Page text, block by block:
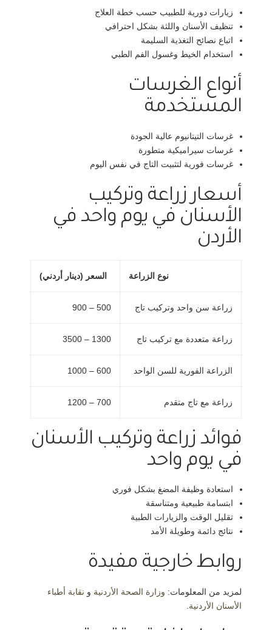
زيارات دورية للطبيب حسب خطة العلاج
تنظيف الأسنان واللثة بشكل احترافي
اتباع نصائح التغذية السليمة
استخدام الخيط وغسول الفم الطبي
أنواع الغرسات
المستخدمة
غرسات التيتانيوم عالية الجودة
غرسات سيراميكية متطورة
غرسات فورية لتثبيت التاج في نفس اليوم
أسعار زراعة وتركيب
الأسنان في يوم واحد في
الأردن
نوع الزراعة السعر (دينار أردني)
زراعة سن واحد وتركيب تاج 500 – 900
زراعة متعددة مع تركيب تاج 1300 – 3500
الزراعة الفورية للسن الواحد 600 – 1000
زراعة مع تاج متقدم 700 – 1200
فوائد زراعة وتركيب الأسنان
في يوم واحد
استعادة وظيفة المضغ بشكل فوري
ابتسامة طبيعية ومتناسقة
تقليل الوقت والزيارات الطبية
نتائج دائمة وطويلة الأمد
روابط خارجية مفيدة
لمزيد من المعلومات: وزارة الصحة الأردنية و نقابة أطباء
الأسنان الأردنية